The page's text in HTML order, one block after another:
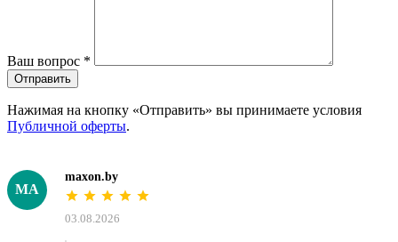
Ваш вопрос *
Отправить
Нажимая на кнопку «Отправить» вы принимаете условия
Публичной оферты.
MA
maxon.by
03.08.2026